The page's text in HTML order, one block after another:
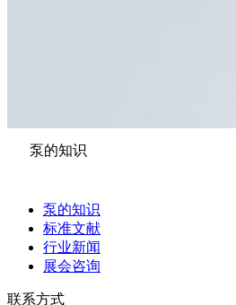
泵的知识
泵的知识
标准文献
行业新闻
展会咨询
联系方式